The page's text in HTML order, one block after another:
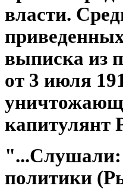
власти.
выписка из
от 3 июля
капитулянт
"...Слушали:
политики